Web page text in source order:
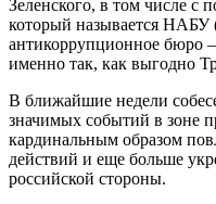
Зеленского, в том числе с
который называется НАБУ
антикоррупционное бюро
именно так, как выгодно
В ближайшие недели
значимых событий в зоне
кардинальным образом
действий и еще больше
российской стороны.